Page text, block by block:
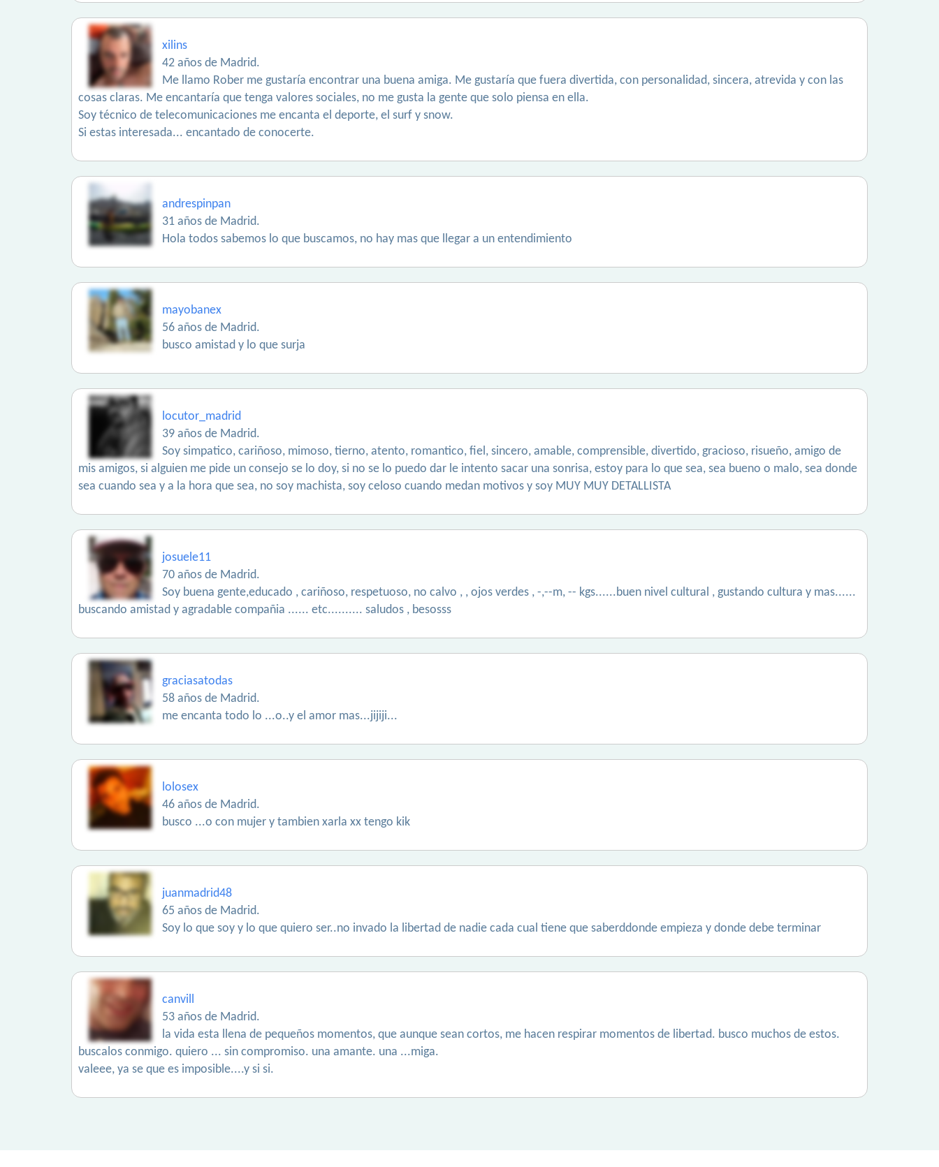
xilins
42 años de Madrid.
Me llamo Rober me gustaría encontrar una buena amiga. Me gustaría que fuera divertida, con personalidad, sincera, atrevida y con las
cosas claras. Me encantaría que tenga valores sociales, no me gusta la gente que solo piensa en ella.
Soy técnico de telecomunicaciones me encanta el deporte, el surf y snow.
Si estas interesada... encantado de conocerte.
andrespinpan
31 años de Madrid.
Hola todos sabemos lo que buscamos, no hay mas que llegar a un entendimiento
mayobanex
56 años de Madrid.
busco amistad y lo que surja
locutor_madrid
39 años de Madrid.
Soy simpatico, cariñoso, mimoso, tierno, atento, romantico, fiel, sincero, amable, comprensible, divertido, gracioso, risueño, amigo de
mis amigos, si alguien me pide un consejo se lo doy, si no se lo puedo dar le intento sacar una sonrisa, estoy para lo que sea, sea bueno o malo, sea donde
sea cuando sea y a la hora que sea, no soy machista, soy celoso cuando medan motivos y soy MUY MUY DETALLISTA
josuele11
70 años de Madrid.
Soy buena gente,educado , cariñoso, respetuoso, no calvo , , ojos verdes , -,--m, -- kgs......buen nivel cultural , gustando cultura y mas......
buscando amistad y agradable compañia ...... etc.......... saludos , besosss
graciasatodas
58 años de Madrid.
me encanta todo lo ...o..y el amor mas...jijiji...
lolosex
46 años de Madrid.
busco ...o con mujer y tambien xarla xx tengo kik
juanmadrid48
65 años de Madrid.
Soy lo que soy y lo que quiero ser..no invado la libertad de nadie cada cual tiene que saberddonde empieza y donde debe terminar
canvill
53 años de Madrid.
la vida esta llena de pequeños momentos, que aunque sean cortos, me hacen respirar momentos de libertad. busco muchos de estos.
buscalos conmigo. quiero ... sin compromiso. una amante. una ...miga.
valeee, ya se que es imposible....y si si.